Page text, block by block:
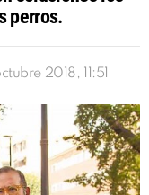
perros.
2018, 11:51